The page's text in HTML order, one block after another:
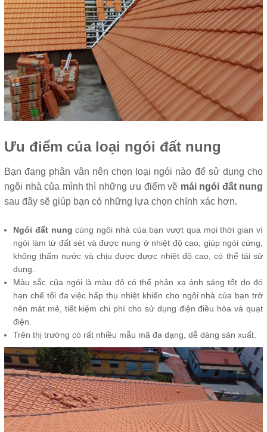
Ưu điểm của loại ngói đất nung
Bạn đang phân vân nên chọn loại ngói nào để sử dụng cho
ngôi nhà của mình thì những ưu điểm về mái ngói đất nung
sau đây sẽ giúp bạn có những lựa chọn chính xác hơn.
Ngói đất nung cùng ngôi nhà của bạn vượt qua mọi thời gian vì
ngói làm từ đất sét và được nung ở nhiệt độ cao, giúp ngói cứng,
không thấm nước và chịu được được nhiệt độ cao, có thể tái sử
dụng.
Màu sắc của ngói là màu đỏ có thể phản xạ ánh sáng tốt do đó
hạn chế tối đa việc hấp thụ nhiệt khiến cho ngôi nhà của bạn trở
nên mát mẻ, tiết kiệm chi phí cho sử dụng điện điều hòa và quạt
điện.
Trên thị trường có rất nhiều mẫu mã đa dạng, dễ dàng sản xuất.